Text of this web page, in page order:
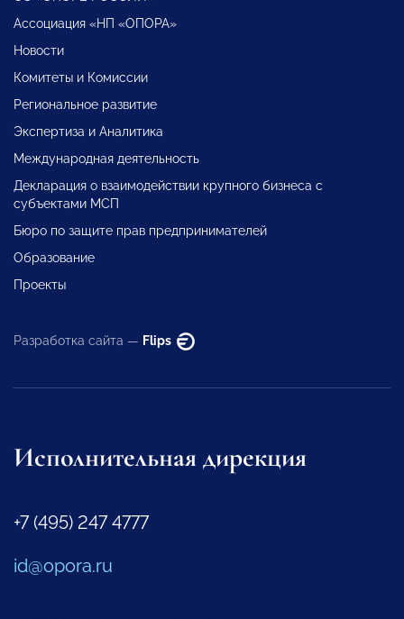
Ассоциация «НП «ОПОРА»
Новости
Комитеты и Комиссии
Региональное развитие
Экспертиза и Аналитика
Международная деятельность
Декларация о взаимодействии крупного бизнеса с
субъектами МСП
Бюро по защите прав предпринимателей
Образование
Проекты
Разработка сайта — Flips
Исполнительная дирекция
+7 (495) 247 4777
id@opora.ru